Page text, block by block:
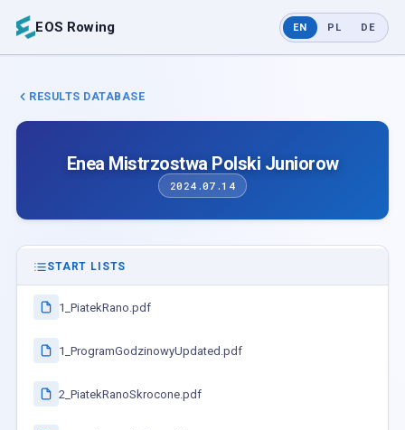
EOS Rowing EN PL DE
RESULTS DATABASE
Enea Mistrzostwa Polski Juniorow
2024.07.14
START LISTS
1_PiatekRano.pdf
1_ProgramGodzinowyUpdated.pdf
2_PiatekRanoSkrocone.pdf